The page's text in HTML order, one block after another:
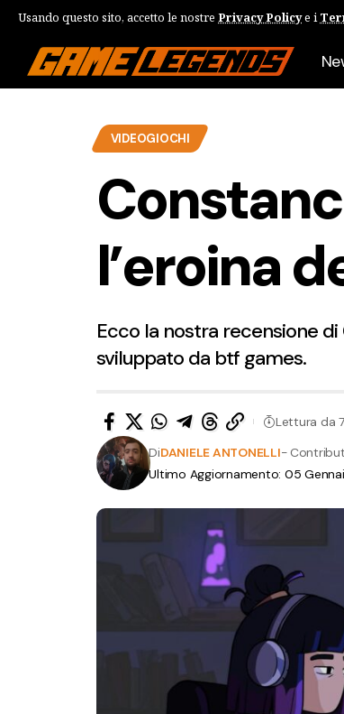
Usando questo sito, accetto le nostre Privacy Policye i
VIDEOGIOCHI
l’eroina
Ecco la nostra recensione
sviluppato da btf games.
Ultimo Aggiornamento: 05
DiDANIELE ANTONELLI-
Lettura da